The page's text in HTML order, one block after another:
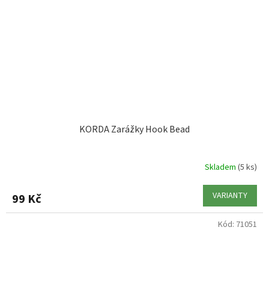
KORDA Zarážky Hook Bead
Skladem (5 ks)
99 Kč VARIANTY
Kód: 71051